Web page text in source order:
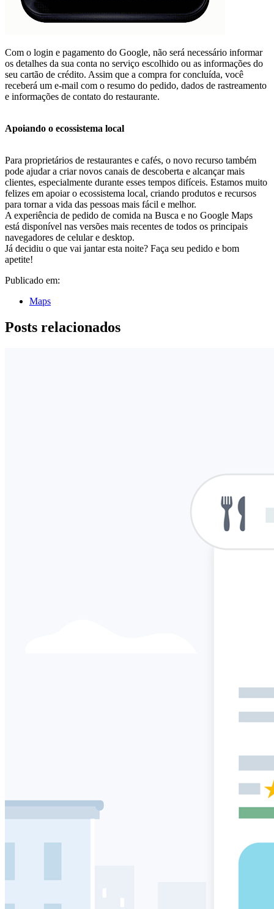
Com o login e pagamento do Google, não será necessário informar
os detalhes da sua conta no serviço escolhido ou as informações do
seu cartão de crédito. Assim que a compra for concluída, você
receberá um e-mail com o resumo do pedido, dados de rastreamento
e informações de contato do restaurante.
Apoiando o ecossistema local
Para proprietários de restaurantes e cafés, o novo recurso também
pode ajudar a criar novos canais de descoberta e alcançar mais
clientes, especialmente durante esses tempos difíceis. Estamos muito
felizes em apoiar o ecossistema local, criando produtos e recursos
para tornar a vida das pessoas mais fácil e melhor.
A experiência de pedido de comida na Busca e no Google Maps
está disponível nas versões mais recentes de todos os principais
navegadores de celular e desktop.
Já decidiu o que vai jantar esta noite? Faça seu pedido e bom
apetite!
Publicado em:
Maps
Posts relacionados